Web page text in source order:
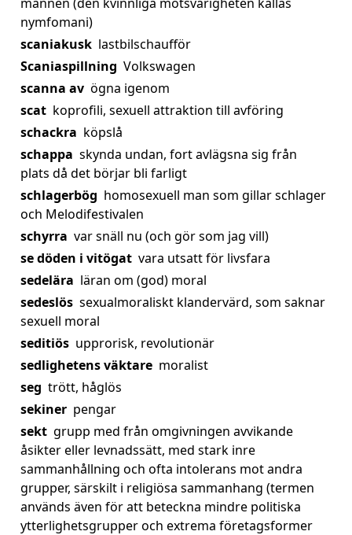
nymfomani)
scaniakusk lastbilschaufför
Scaniaspillning Volkswagen
scanna av ögna igenom
scat koprofili, sexuell attraktion till avföring
schackra köpslå
schappa skynda undan, fort avlägsna sig från
plats då det börjar bli farligt
schlagerbög homosexuell man som gillar schlager
och Melodifestivalen
schyrra var snäll nu (och gör som jag vill)
se döden i vitögat vara utsatt för livsfara
sedelära läran om (god) moral
sedeslös sexualmoraliskt klandervärd, som saknar
sexuell moral
seditiös upprorisk, revolutionär
sedlighetens väktare moralist
seg trött, håglös
sekiner pengar
sekt grupp med från omgivningen avvikande
åsikter eller levnadssätt, med stark inre
sammanhållning och ofta intolerans mot andra
grupper, särskilt i religiösa sammanhang (termen
används även för att beteckna mindre politiska
ytterlighetsgrupper och extrema företagsformer